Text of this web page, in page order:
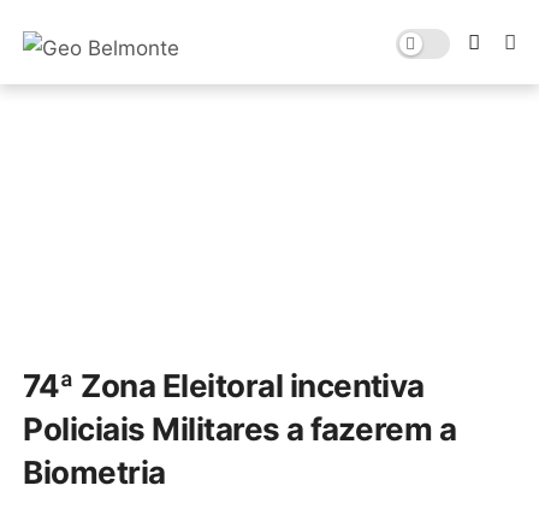
74ª Zona Eleitoral incentiva
Policiais Militares a fazerem a
Biometria